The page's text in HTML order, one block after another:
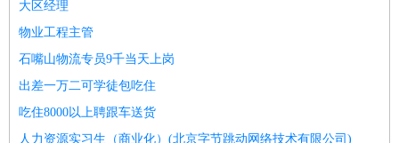
大区经理
物业工程主管
石嘴山物流专员9千当天上岗
出差一万二可学徒包吃住
吃住8000以上聘跟车送货
人力资源实习生（商业化）(北京字节跳动网络技术有限公司)